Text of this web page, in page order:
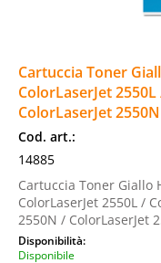
Cartuccia Toner
ColorLaserJet
ColorLaserJet
Cod. art.:
14885
Cartuccia Toner Giallo
ColorLaserJet 2550L /
2550N / ColorLaserJet
Disponibilità:
Disponibile